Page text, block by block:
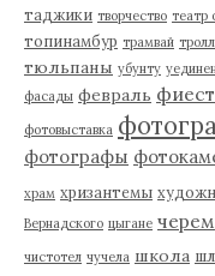
таджики творчество театр
топинамбур трамвай
тюльпаны убунту
фасады февраль
фотовыставка
фотографы
храм хризантемы
Вернадского цыгане
чистотел чучела школа